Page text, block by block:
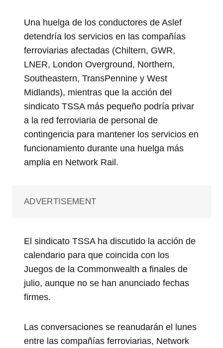
Una huelga de los conductores de Aslef
detendría los servicios en las compañías
ferroviarias afectadas (Chiltern, GWR,
LNER, London Overground, Northern,
Southeastern, TransPennine y West
Midlands), mientras que la acción del
sindicato TSSA más pequeño podría privar
a la red ferroviaria de personal de
contingencia para mantener los servicios en
funcionamiento durante una huelga más
amplia en Network Rail.
ADVERTISEMENT
El sindicato TSSA ha discutido la acción de
calendario para que coincida con los
Juegos de la Commonwealth a finales de
julio, aunque no se han anunciado fechas
firmes.
Las conversaciones se reanudarán el lunes
entre las compañías ferroviarias, Network